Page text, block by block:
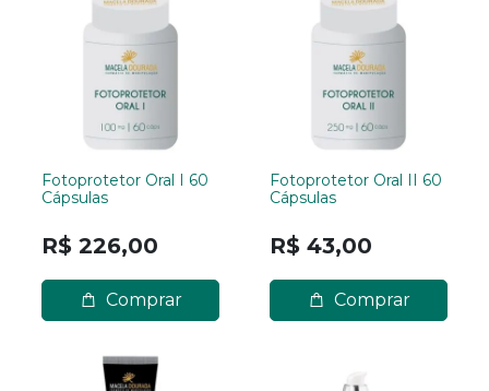
Fotoprotetor Oral I 60
Cápsulas
R$ 226,00
Comprar
Fotoprotetor Oral II 60
Cápsulas
R$ 43,00
Comprar